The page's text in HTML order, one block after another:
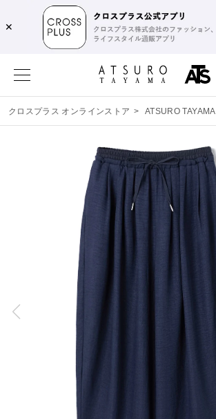
✕
クロスプラス オンラインストア > ATSURO TAYAMA